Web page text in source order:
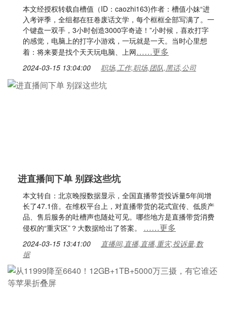
本文经授权转载自槽值（ID：caozhi163)作者：槽值小妹“进
入考评季，全组都在狂卷废话文学，每个框框全部写满了。一
个键盘一双手，3小时创造3000字奇迹！”小时候，喜欢打字
的感觉，电脑上的打字小游戏，一玩就是一天。当时心里想
着：将来要是找个天天玩电脑、上网……更多
2024-03-15 13:04:00 职场,工作,职场,团队,黑话,公司
进直播间下单 别踩这些坑
本文转自：北京晚报数据显示，全国直播带货投诉量5年间增
长了47.1倍。在维权平台上，对直播带货的花式宣传、低质产
品、售后服务的吐槽声也随处可见。哪些地方是直播带货消费
侵权的“重灾区”？大数据给出了答案。 ……更多
2024-03-15 13:41:00
直播间,直播,直播,重灾,投诉量,数
据